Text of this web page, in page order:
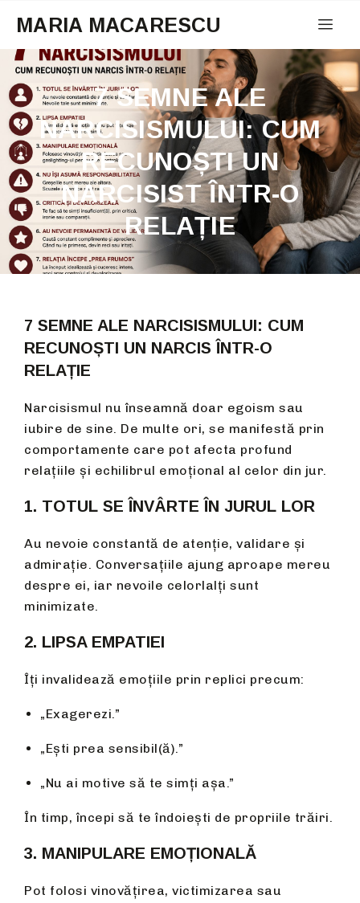
MARIA MACARESCU
7 SEMNE ALE
NARCISISMULUI: CUM
RECUNOȘTI UN
NARCISIST ÎNTR-O
RELAȚIE
7 SEMNE ALE NARCISISMULUI: CUM
RECUNOȘTI UN NARCIS ÎNTR-O
RELAȚIE
Narcisismul nu înseamnă doar egoism sau
iubire de sine. De multe ori, se manifestă prin
comportamente care pot afecta profund
relațiile și echilibrul emoțional al celor din jur.
1. TOTUL SE ÎNVÂRTE ÎN JURUL LOR
Au nevoie constantă de atenție, validare și
admirație. Conversațiile ajung aproape mereu
despre ei, iar nevoile celorlalți sunt
minimizate.
2. LIPSA EMPATIEI
Îți invalidează emoțiile prin replici precum:
„Exagerezi.”
„Ești prea sensibil(ă).”
„Nu ai motive să te simți așa.”
În timp, începi să te îndoiești de propriile trăiri.
3. MANIPULARE EMOȚIONALĂ
Pot folosi vinovățirea, victimizarea sau